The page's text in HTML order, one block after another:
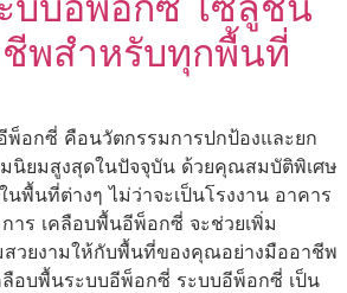
พสำหรับทุกพื้นที่
อกซี่ คือนวัตกรรมการปกป้องและยก
นิยมสูงสุดในปัจจุบัน ด้วยคุณสมบัติพิเศษ
พื้นที่ต่างๆ ไม่ว่าจะเป็นโรงงาน อาคาร
าร เคลือบพื้นอีพ็อกซี่ จะช่วยเพิ่ม
วยงามให้กับพื้นที่ของคุณอย่างมืออาชีพ
อบพื้นระบบอีพ็อกซี่ ระบบอีพ็อกซี่ เป็น